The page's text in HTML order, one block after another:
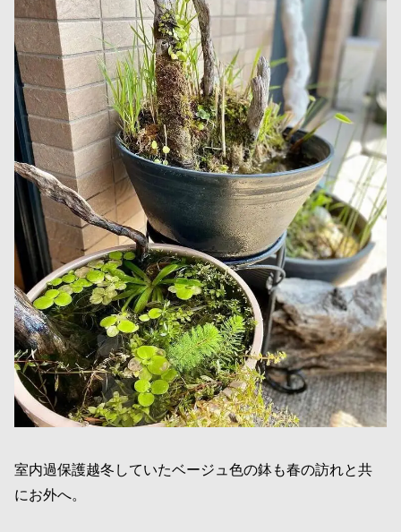
室内過保護越冬していたベージュ色の鉢も春の訪れと共
にお外へ。